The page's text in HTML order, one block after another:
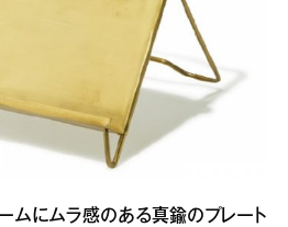
ムにムラ感のある真鍮のプレート